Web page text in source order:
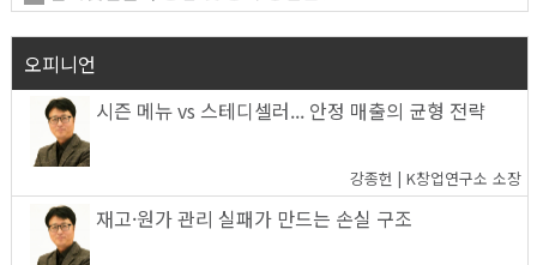
오피니언
시즌 메뉴 vs 스테디셀러... 안정 매출의 균형 전략
강종헌 | K창업연구소 소장
재고·원가 관리 실패가 만드는 손실 구조